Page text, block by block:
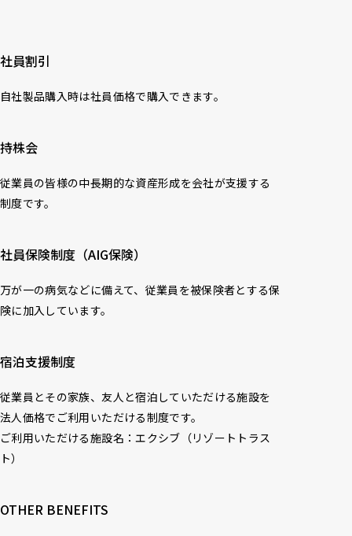
社員割引
自社製品購入時は社員価格で購入できます。
持株会
従業員の皆様の中長期的な資産形成を会社が支援する
制度です。
社員保険制度（AIG保険）
万が一の病気などに備えて、従業員を被保険者とする保
険に加入しています。
宿泊支援制度
従業員とその家族、友人と宿泊していただける施設を
法人価格でご利用いただける制度です。
ご利用いただける施設名：エクシブ（リゾートトラス
ト）
OTHER BENEFITS